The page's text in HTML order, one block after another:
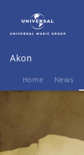
Matter
Akon
Home News